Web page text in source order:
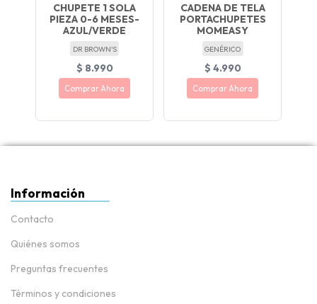
CHUPETE 1 SOLA
PIEZA 0-6 MESES-
AZUL/VERDE
DR BROWN'S
$ 8.990
Comprar Ahora
CADENA DE TELA
PORTACHUPETES
MOMEASY
GENÉRICO
$ 4.990
Comprar Ahora
Información
Contacto
Quiénes somos
Preguntas frecuentes
Términos y condiciones